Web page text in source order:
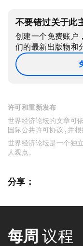
不要错过关于此
创建一个免费账户
们的最新出版物和
许可和重新发布
世界经济论坛的文章可
国际公共许可协议 , 并
世界经济论坛是一个独
人观点。
分享：
每周 议程